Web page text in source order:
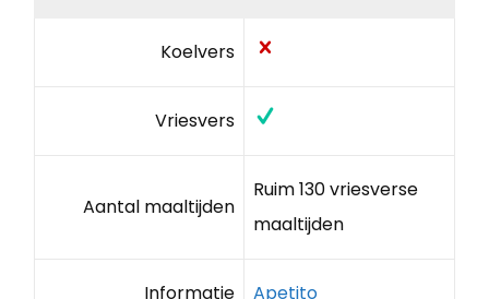
Koelvers
Vriesvers
Aantal maaltijden
Ruim 130 vriesverse
maaltijden
Informatie Apetito